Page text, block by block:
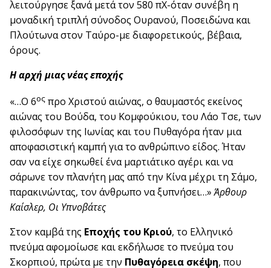
λειτούργησε ξανά μετά τον 580 πΧ-όταν συνέβη η
μοναδική τριπλή σύνοδος Ουρανού, Ποσειδώνα και
Πλούτωνα στον Ταύρο-με διαφορετικούς, βέβαια,
όρους.
Η αρχή μιας νέας εποχής
«…Ο 6ος προ Χριστού αιώνας, ο θαυμαστός εκείνος
αιώνας του Βούδα, του Κομφούκιου, του Λάο Τσε, των
φιλοσόφων της Ιωνίας και του Πυθαγόρα ήταν μια
αποφασιστική καμπή για το ανθρώπινο είδος. Ήταν
σαν να είχε σηκωθεί ένα μαρτιάτικο αγέρι και να
σάρωνε τον πλανήτη μας από την Κίνα μέχρι τη Σάμο,
παρακινώντας, τον άνθρωπο να ξυπνήσει…»Άρθουρ
Καίσλερ, Οι Υπνοβάτες
Στον καμβά της Εποχής του Κριού, το Ελληνικό
πνεύμα αφομοίωσε και εκδήλωσε το πνεύμα του
Σκορπιού, πρώτα με την Πυθαγόρεια σκέψη, που